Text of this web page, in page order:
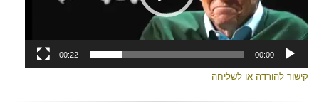
00:00
00:22
קישור להורדה או לשליחה